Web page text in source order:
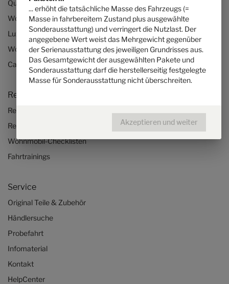
Quickstart-Wohnmobil-Videos
Wohnmobil konfigurieren
Luxus-Wohnmobile
Wohnmobile für 2 Personen
Camper Van-Aufstelldach
Reisen & Erleben
Reiseberichte
Reisetipps
Wohnmobil-Checklisten
Fahrtrainings
Service
Original Teile & Zubehör
Händlersuche
Probefahrt
Infomaterial
Kontakt
HelpCenter
... erhöht die tatsächliche Masse des Fahrzeugs (=
Masse in fahrbereitem Zustand plus ausgewählte
Sonderausstattung) und verringert die Nutzlast. Der
angegebene Wert weist das Mehrgewicht gegenüber
der Serienausstattung des jeweiligen Grundrisses aus.
Das Gesamtgewicht der ausgewählten Pakete und
Sonderausstattung darf die herstellerseitig festgelegte
Masse für Sonderausstattung nicht überschreiten.
Akzeptieren und weiter